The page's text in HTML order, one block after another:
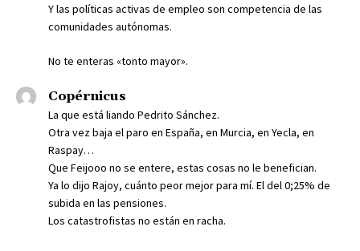
Y las políticas activas de empleo son competencia de las
comunidades autónomas.
No te enteras «tonto mayor».
Copérnicus
La que está liando Pedrito Sánchez.
Otra vez baja el paro en España, en Murcia, en Yecla, en
Raspay…
Que Feijooo no se entere, estas cosas no le benefician.
Ya lo dijo Rajoy, cuánto peor mejor para mí. El del 0;25% de
subida en las pensiones.
Los catastrofistas no están en racha.